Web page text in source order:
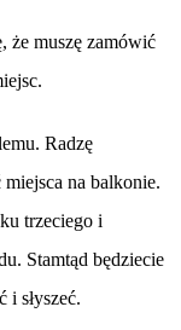
że muszę zamówić
Radzę
na balkonie.
trzeciego i
Stamtąd będziecie
i słyszeć.